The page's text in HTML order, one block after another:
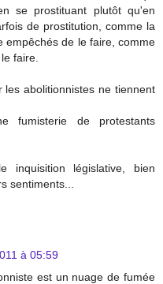
se prostituant plutôt qu'en
de prostitution, comme la
empêchés de le faire, comme
faire.
les abolitionnistes ne tiennent
fumisterie de protestants
inquisition législative, bien
sentiments...
à 05:59
est un nuage de fumée